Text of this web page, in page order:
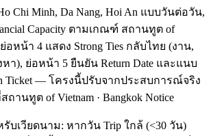
Chi Minh, Da Nang, Hoi An แบบวันต่อวัน,
Capacity ตามเกณฑ์ สถานทูต of
ย่อหน้า 4 แสดง Strong Ties กลับไทย (งาน,
า), ย่อหน้า 5 ยืนยัน Return Date และแนบ
Ticket — โครงนี้ปรับจากประสบการณ์จริง
นทูต of Vietnam · Bangkok Notice
รับเวียดนาม: หากวัน Trip ใกล้ (<30 วัน)